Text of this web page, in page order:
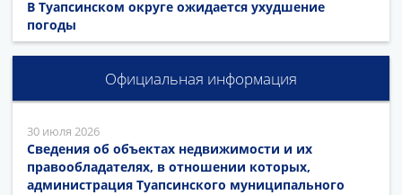
В Туапсинском округе ожидается ухудшение
погоды
Официальная информация
30 июля 2026
Сведения об объектах недвижимости и их
правообладателях, в отношении которых,
администрация Туапсинского муниципального